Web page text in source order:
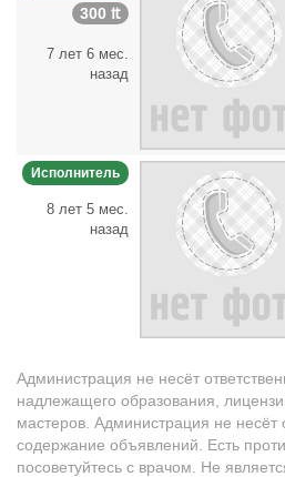
300 ₶
7 лет 6 мес.
назад
Исполнитель
8 лет 5 мес.
назад
Администрация не несёт
надлежащего образования,
мастеров. Администрация не несёт
содержание объявлений. Есть
посоветуйтесь с врачом. Не